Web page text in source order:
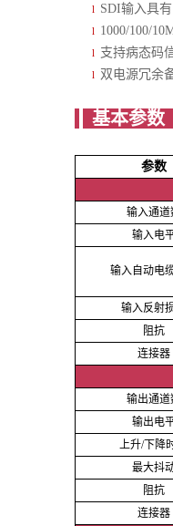
l SDI输入具
l 1000/100/
l 支持病态码
l 双电源冗余
参数
输入通道
输入电
输入自动电
输入反射
阻抗
连接器
输出通道
输出电
上升/下降
最大抖
阻抗
连接器